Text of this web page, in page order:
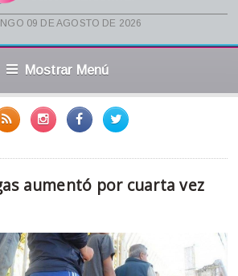
09 de agosto de 2026
Mostrar Menú
aumentó por cuarta vez